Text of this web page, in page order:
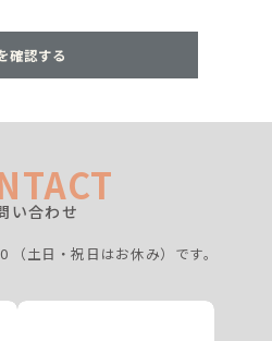
確認する
い合わせ
（土日・祝日はお休み）です。